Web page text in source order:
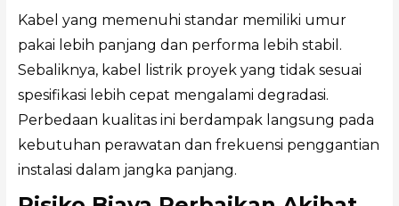
Kabel yang memenuhi standar memiliki umur
pakai lebih panjang dan performa lebih stabil.
Sebaliknya, kabel listrik proyek yang tidak sesuai
spesifikasi lebih cepat mengalami degradasi.
Perbedaan kualitas ini berdampak langsung pada
kebutuhan perawatan dan frekuensi penggantian
instalasi dalam jangka panjang.